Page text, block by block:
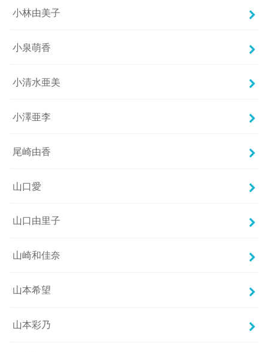
小林由美子
小泉萌香
小清水亜美
小澤亜李
尾崎由香
山口愛
山口由里子
山崎和佳奈
山本希望
山本彩乃